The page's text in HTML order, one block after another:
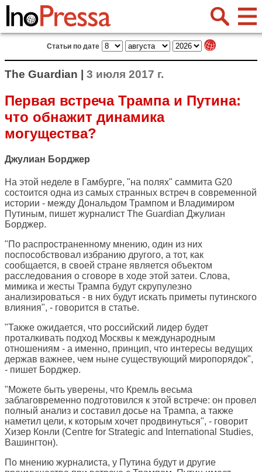
Статьи по дате
The Guardian | 3 июля 2017 г.
Первая встреча Трампа и Путина:
что обнажит динамика
могущества?
Джулиан Борджер
На этой неделе в Гамбурге, "на полях" саммита G20
состоится одна из самых странных встреч в современной
истории - между Дональдом Трампом и Владимиром
Путиным, пишет журналист The Guardian Джулиан
Борджер.
"По распространенному мнению, один из них
поспособствовал избранию другого, а тот, как
сообщается, в своей стране является объектом
расследования о сговоре в ходе этой затеи. Слова,
мимика и жесты Трампа будут скрупулезно
анализироваться - в них будут искать приметы путинского
влияния", - говорится в статье.
"Также ожидается, что российский лидер будет
проталкивать подход Москвы к международным
отношениям - а именно, принцип, что интересы ведущих
держав важнее, чем ныне существующий миропорядок",
- пишет Борджер.
"Можете быть уверены, что Кремль весьма
заблаговременно подготовился к этой встрече: он провел
полный анализ и составил досье на Трампа, а также
наметил цели, к которым хочет продвинуться", - говорит
Хизер Конли (Centre for Strategic and International Studies,
Вашингтон).
По мнению журналиста, у Путина будут и другие